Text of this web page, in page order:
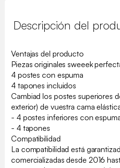
Descripción del
Ventajas del producto
Piezas originales sweeek
4 postes con espuma
4 tapones incluidos
Cambiad los postes superiores
exterior) de vuestra cama
- 4 postes inferiores con
- 4 tapones
Compatibilidad
La compatibilidad está
comercializadas desde 2016